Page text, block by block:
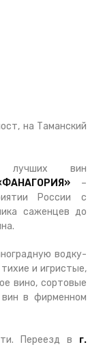
на Таманский
лучших вин
–
России с
саженцев до
водку-
и игристые,
вино, сортовые
вин в фирменном
Переезд в г.